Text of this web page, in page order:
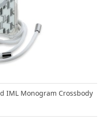
IML Monogram Crossbody